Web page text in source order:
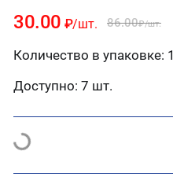
30.00 ₽/шт. 86.00₽/шт.
Количество в упаковке: 1
Доступно: 7 шт.